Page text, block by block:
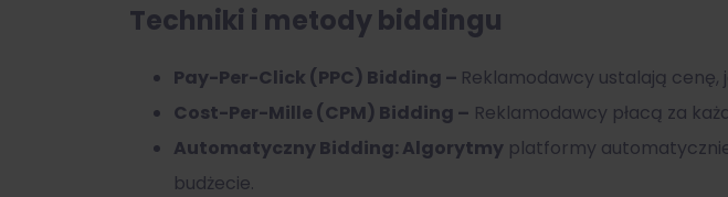
Techniki i metody biddingu
Pay-Per-Click (PPC) Bidding – Reklamodawcy ustalają cenę,
Cost-Per-Mille (CPM) Bidding – Reklamodawcy płacą za
Automatyczny Bidding: Algorytmy platformy
budżecie.